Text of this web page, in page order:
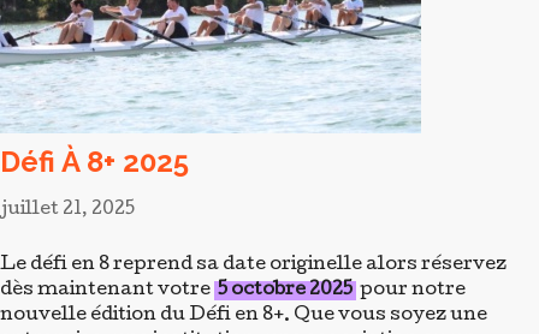
groupe d'ami.e.s, venez dompter le Rhône et défier les
autres équipages. Le principe : réunir 8 personnes ou
plus, réserver votre entraînement et vous serez fin
prêt.e.s pour 500 m de rames intensives !Nouveau
Vous n'êtes pas 8, inscrivez-vous dès 2
équi20piers, nous compléterons votre bateau
proposées : parcours d'obstacles, animations
sur rameur (ergomètre), séances découverte
d'aviron Fitness.